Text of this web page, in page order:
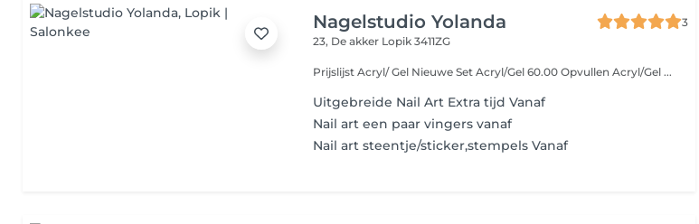
Nagelstudio Yolanda
3
23, De akker Lopik 3411ZG
Prijslijst Acryl/ Gel Nieuwe Set Acryl/Gel 60.00 Opvullen Acryl/Gel ...
Uitgebreide Nail Art Extra tijd Vanaf
Nail art een paar vingers vanaf
Nail art steentje/sticker,stempels Vanaf